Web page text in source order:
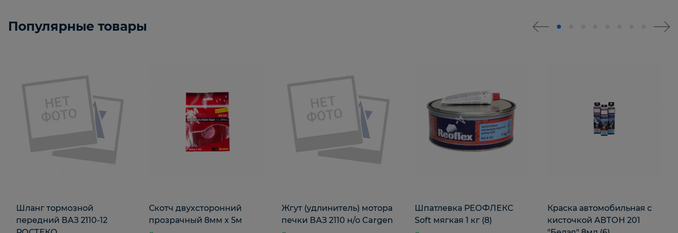
Популярные товары
Шланг тормозной
передний ВАЗ 2110-12
Скотч двухсторонний
прозрачный 8мм х 5м
Жгут (удлинитель) мотора
печки ВАЗ 2110 н/о Cargen
Шпатлевка РЕОФЛЕКС
Soft мягкая 1 кг (8)
Краска автомобильная с
кисточкой АВТОН 201